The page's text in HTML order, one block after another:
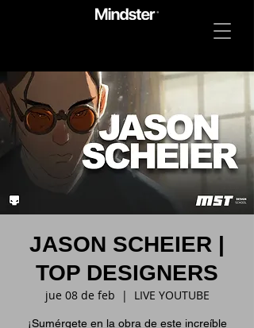
JASON SCHEIER |
TOP DESIGNERS
jue 08 de feb
  |
LIVE YOUTUBE
¡Sumérgete en la obra de este increíble